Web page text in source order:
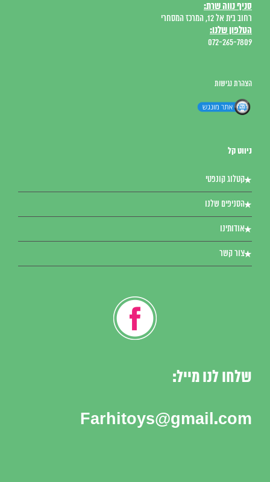
סניף נווה שרת:
רחוב בית אל 12, המרכז המסחרי
הטלפון שלנו:
072-265-7809
הצהרת נגישות
ניווט קל
קטלוג קונפטי
הסניפים שלנו
אודותינו
צור קשר
שלחו לנו מייל:
Farhitoys@gmail.com